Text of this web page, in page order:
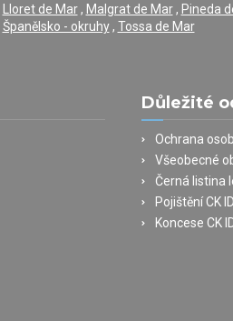
Lloret de Mar, Malgrat de Mar, Pineda
Španělsko - okruhy, Tossa de Mar
Důležité
Ochrana
Všeobecné
Černá listina
Pojištění CK
Koncese CK